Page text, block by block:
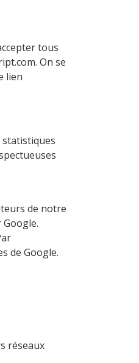
tous
On se
lien
statistiques
de notre
de Google.
réseaux